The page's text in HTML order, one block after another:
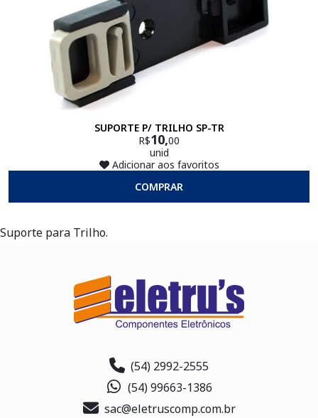
SUPORTE P/ TRILHO SP-TR
R$10,00
unid
Adicionar aos favoritos
COMPRAR
Suporte para Trilho.
(54) 2992-2555
(54) 99663-1386
sac@eletruscomp.com.br